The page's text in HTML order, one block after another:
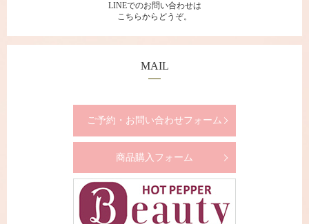
LINEでのお問い合わせは
こちらからどうぞ。
MAIL
ご予約・お問い合わせフォーム
商品購入フォーム